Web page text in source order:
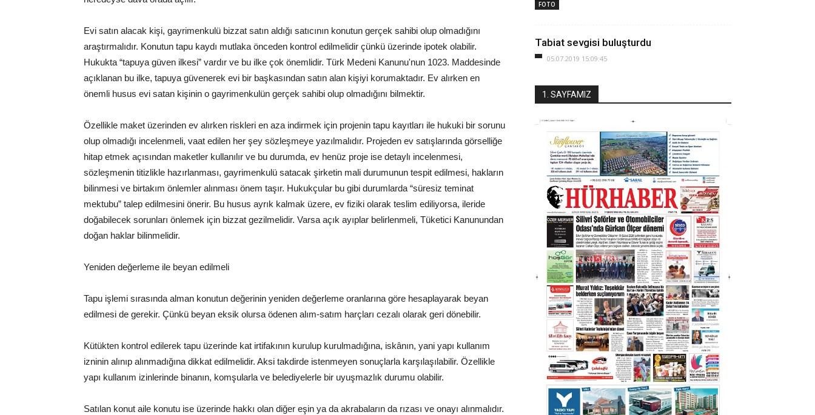
Evi satın alacak kişi, gayrimenkulü bizzat satın aldığı satıcının konutun gerçek sahibi olup olmadığını
araştırmalıdır. Konutun tapu kaydı mutlaka önceden kontrol edilmelidir çünkü üzerinde ipotek olabilir.
Hukukta “tapuya güven ilkesi” vardır ve bu ilke çok önemlidir. Türk Medeni Kanunu'nun 1023. Maddesinde
açıklanan bu ilke, tapuya güvenerek evi bir başkasından satın alan kişiyi korumaktadır. Ev alırken en
önemli husus evi satan kişinin o gayrimenkulün gerçek sahibi olup olmadığını bilmektir.
Özellikle maket üzerinden ev alırken riskleri en aza indirmek için projenin tapu kayıtları ile hukuki bir sorunu
olup olmadığı incelenmeli, vaat edilen her şey sözleşmeye yazılmalıdır. Projeden ev satışlarında görselliğe
hitap etmek açısından maketler kullanılır ve bu durumda, ev henüz proje ise detaylı incelenmesi,
sözleşmenin titizlikle hazırlanması, gayrimenkulü satacak şirketin mali durumunun tespit edilmesi, hakların
bilinmesi ve birtakım önlemler alınması önem taşır. Hukukçular bu gibi durumlarda “süresiz teminat
mektubu” talep edilmesini önerir. Bu husus ayrık kalmak üzere, ev fiziki olarak teslim ediliyorsa, ileride
doğabilecek sorunları önlemek için bizzat gezilmelidir. Varsa açık ayıplar belirlenmeli, Tüketici Kanunundan
doğan haklar bilinmelidir.
Yeniden değerleme ile beyan edilmeli
Tapu işlemi sırasında alman konutun değerinin yeniden değerleme oranlarına göre hesaplayarak beyan
edilmesi de gerekir. Çünkü beyan eksik olursa ödenen alım-satım harçları cezalı olarak geri dönebilir.
Kütükten kontrol edilerek tapu üzerinde kat irtifakının kurulup kurulmadığına, iskânın, yani yapı kullanım
izninin alınıp alınmadığına dikkat edilmelidir. Aksi takdirde istenmeyen sonuçlarla karşılaşılabilir. Özellikle
yapı kullanım izinlerinde binanın, komşularla ve belediyelerle bir uyuşmazlık durumu olabilir.
Satılan konut aile konutu ise üzerinde hakkı olan diğer eşin ya da akrabaların da rızası ve onayı alınmalıdır.
FOTO
Tabiat sevgisi buluşturdu
05.07.2019 15:09:45
1. SAYFAMIZ